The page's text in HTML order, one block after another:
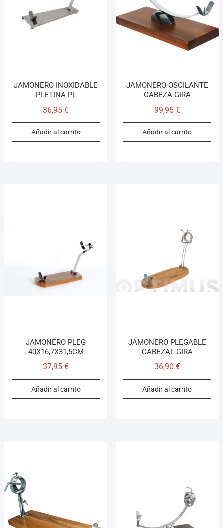
JAMONERO INOXIDABLE
PLETINA PL
36,95€
Añadir al carrito
JAMONERO OSCILANTE
CABEZA GIRA
99,95 €
Añadir al carrito
JAMONERO PLEG
40X16,7X31,5CM
37,95€
Añadir al carrito
JAMONERO PLEGABLE
CABEZAL GIRA
36,90 €
Añadir al carrito